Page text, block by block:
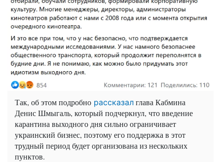
Так, об этом подробно рассказал глава Кабмина
Денис Шмыгаль, который подчеркнул, что введение
карантина выходного дня сильно ограничивает
украинский бизнес, поэтому его поддержка в этот
трудный период будет организована из нескольких
пунктов.